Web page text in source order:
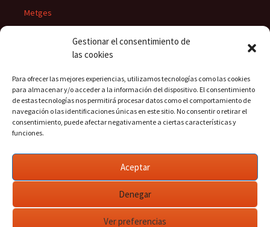
Gestionar el consentimiento de
las cookies
Para ofrecer las mejores experiencias, utilizamos tecnologías como las cookies
para almacenar y/o acceder a la información del dispositivo. El consentimiento
de estas tecnologías nos permitirá procesar datos como el comportamiento de
navegación o las identificaciones únicas en este sitio. No consentir o retirar el
consentimiento, puede afectar negativamente a ciertas características y
funciones.
Aceptar
Denegar
Ver preferencias
Metges
Presidents del Casino
Rectors